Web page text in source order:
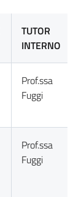
TUTOR
INTERNO
Prof.ssa
Fuggi
Prof.ssa
Fuggi